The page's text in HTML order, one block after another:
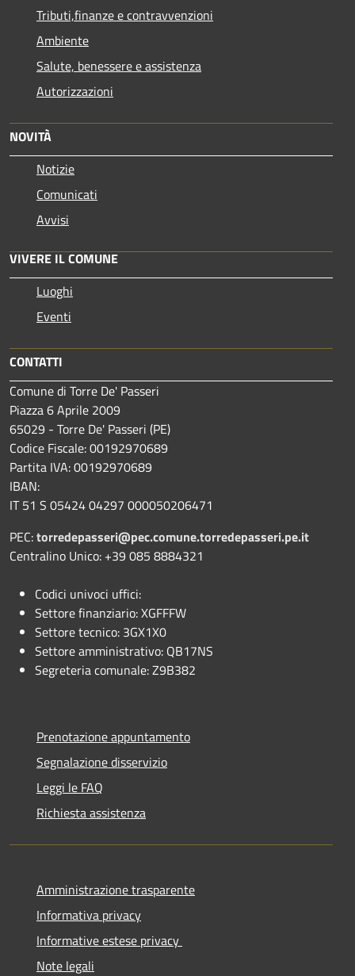
Tributi,finanze e contravvenzioni
Ambiente
Salute, benessere e assistenza
Autorizzazioni
NOVITÀ
Notizie
Comunicati
Avvisi
VIVERE IL COMUNE
Luoghi
Eventi
CONTATTI
Comune di Torre De' Passeri
Piazza 6 Aprile 2009
65029 - Torre De' Passeri (PE)
Codice Fiscale: 00192970689
Partita IVA: 00192970689
IBAN:
IT 51 S 05424 04297 000050206471
PEC:torredepasseri@pec.comune.torredepasseri.pe.it
Centralino Unico: +39 085 8884321
Codici univoci uffici:
Settore finanziario: XGFFFW
Settore tecnico: 3GX1X0
Settore amministrativo: QB17NS
Segreteria comunale: Z9B382
Prenotazione appuntamento
Segnalazione disservizio
Leggi le FAQ
Richiesta assistenza
Amministrazione trasparente
Informativa privacy
Informative estese privacy
Note legali